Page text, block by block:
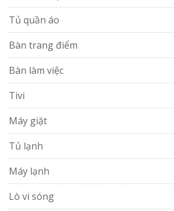
Tủ quần áo
Bàn trang điểm
Bàn làm việc
Tivi
Máy giặt
Tủ lạnh
Máy lạnh
Lò vi sóng